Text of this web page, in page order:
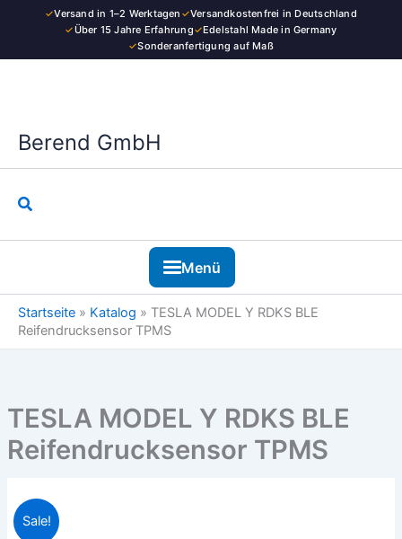
✓Versand in 1–2 Werktagen ✓Versandkostenfrei in Deutschland
✓Über 15 Jahre Erfahrung✓Edelstahl Made in Germany
✓Sonderanfertigung auf Maß
Berend GmbH
Suchen
Menü
Startseite » Katalog » TESLA MODEL Y RDKS BLE
Reifendrucksensor TPMS
TESLA MODEL Y RDKS BLE
Reifendrucksensor TPMS
Sale!
TESLA
MODEL
Reifendrucksensor